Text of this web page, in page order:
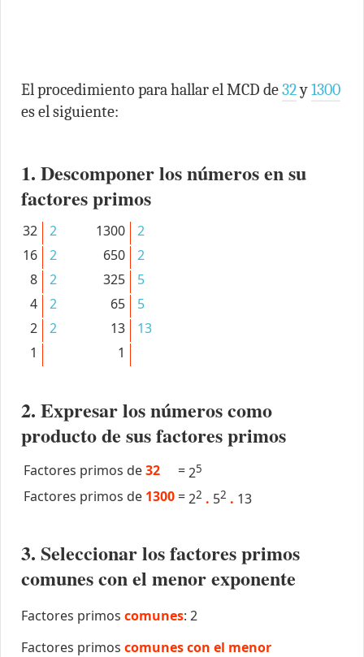
El procedimiento para hallar el MCD de32y1300
es el siguiente:
1. Descomponer los números en su
factores primos
32
2
16
2
8
2
4
2
2
2
1
1300
2
650
2
325
5
65
5
13
13
1
2. Expresar los números como
producto de sus factores primos
Factores primos de32 =25
Factores primos de 1300 =22 . 52 . 13
3. Seleccionar los factores primos
comunes con el menor exponente
Factores primos comunes: 2
Factores primos comunes con el menor